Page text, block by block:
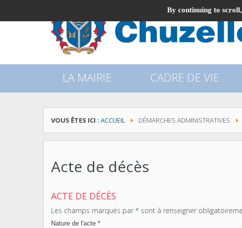
LA MAIRIE CADRE DE VIE
VOUS ÊTES ICI : ACCUEIL DÉMARCHES ADMINISTRATIVES
Acte de décès
ACTE DE DÉCÈS
Les champs marqués par * sont à renseigner
Nature de l'acte *
By continuing to scroll,